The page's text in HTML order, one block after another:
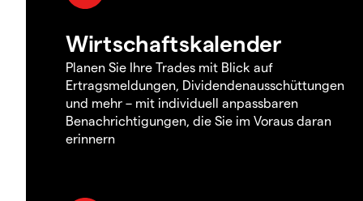
Wirtschaftskalender
Planen Sie Ihre Trades mit Blick auf
Ertragsmeldungen, Dividendenausschüttungen
und mehr – mit individuell anpassbaren
Benachrichtigungen, die Sie im Voraus daran
erinnern